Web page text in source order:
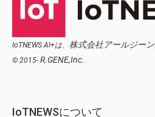
IoTNEWS AI+は、 株式会社アールジーン
© 2015- R.GENE,Inc.
IoTNEWSについて